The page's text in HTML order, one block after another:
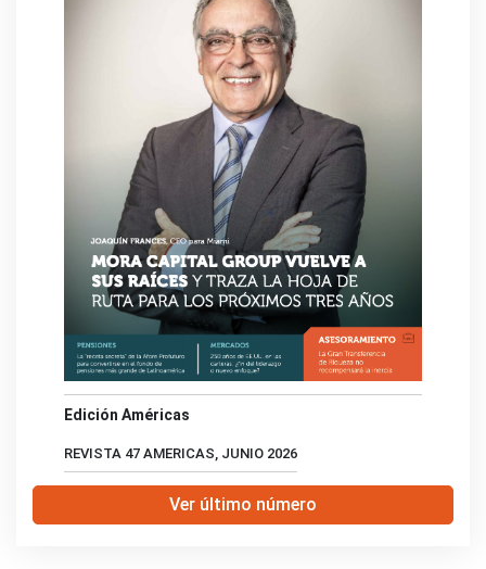
Edición Américas
REVISTA 47 AMERICAS, JUNIO 2026
Ver último número